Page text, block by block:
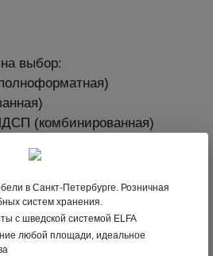
выбор:
(комбинированная)
различную комбинацию
в Санкт-Петербурге. Розничная
систем хранения.
с шведской системой ELFA
любой площади, идеальное